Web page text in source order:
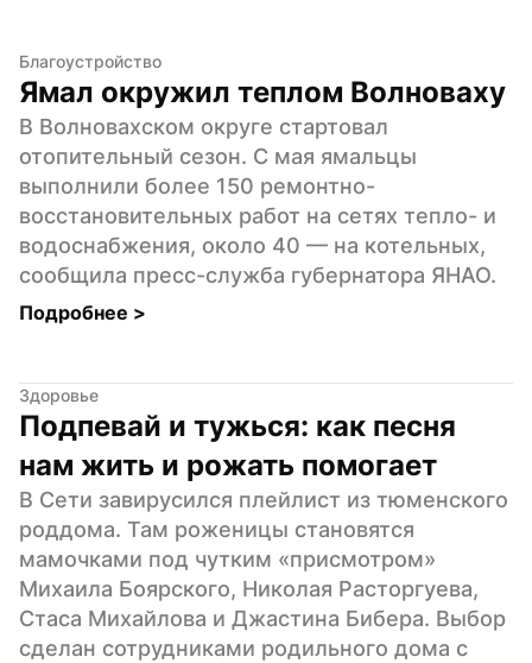
Благоустройство
Ямал окружил теплом Волноваху
В Волновахском округе стартовал
отопительный сезон. С мая ямальцы
выполнили более 150 ремонтно-
восстановительных работ на сетях тепло- и
водоснабжения, около 40 — на котельных,
сообщила пресс-служба губернатора ЯНАО.
Подробнее >
Здоровье
Подпевай и тужься: как песня
нам жить и рожать помогает
В Сети завирусился плейлист из тюменского
роддома. Там роженицы становятся
мамочками под чутким «присмотром»
Михаила Боярского, Николая Расторгуева,
Стаса Михайлова и Джастина Бибера. Выбор
сделан сотрудниками родильного дома с